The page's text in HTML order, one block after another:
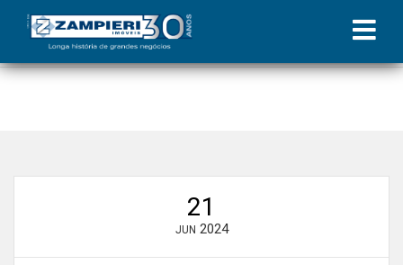
Início»Blog»Primeira locação de imóvel: o que você precisa saber
primeiro aluguel 2
21
JUN 2024